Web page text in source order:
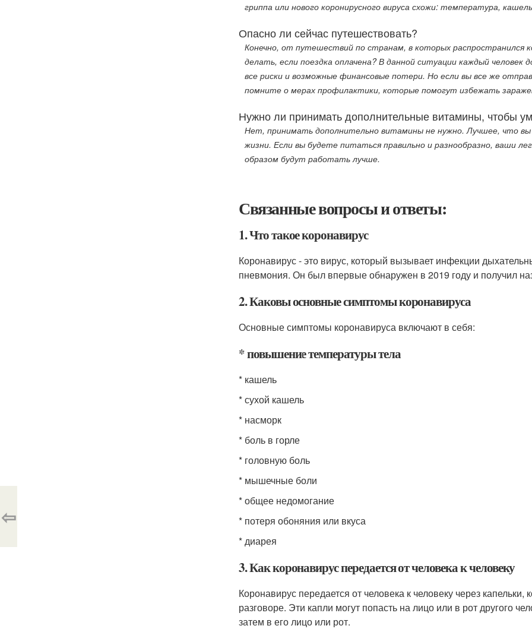
гриппа или нового коронирусного вируса схожи: температура,
Опасно ли сейчас путешествовать?
Конечно, от путешествий по странам, в которых распространился
делать, если поездка оплачена? В данной ситуации каждый
все риски и возможные финансовые потери. Но если вы все же
помните о мерах профилактики, которые помогут избежать
Нужно ли принимать дополнительные витамины, чтобы
Нет, принимать дополнительно витамины не нужно. Лучшее, что
жизни. Если вы будете питаться правильно и разнообразно, ваши
образом будут работать лучше.
Связанные вопросы и ответы:
1. Что такое коронавирус
Коронавирус - это вирус, который вызывает инфекции
пневмония. Он был впервые обнаружен в 2019 году и получил
2. Каковы основные симптомы коронавируса
Основные симптомы коронавируса включают в себя:
* повышение температуры тела
* кашель
* сухой кашель
* насморк
* боль в горле
* головную боль
* мышечные боли
* общее недомогание
* потеря обоняния или вкуса
* диарея
3. Как коронавирус передается от человека к человеку
Коронавирус передается от человека к человеку через
разговоре. Эти капли могут попасть на лицо или в рот другого
затем в его лицо или рот.
⇦